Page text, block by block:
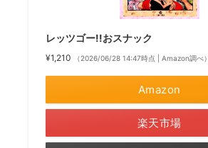
レッツゴー!!おスナック
¥1,210 （2026/06/28 14:47時点 | Amazon調べ）
Amazon
楽天市場